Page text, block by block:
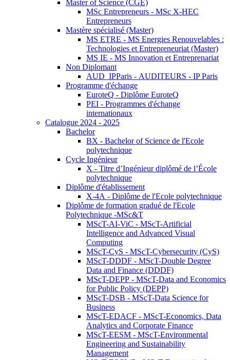
Master of Science (CGE)
MSc Entrepreneurs - MSc X-HEC
Entrepreneurs
Mastère spécialisé (Master)
MS ETRE - MS Energies Renouvelables :
Technologies et Entrepreneuriat (Master)
MS IE - MS Innovation et Entreprenariat
Non Diplomant
AUD_IPParis - AUDITEURS - IP Paris
Programme d'échange
EuroteQ - Diplôme EuroteQ
PEI - Programmes d'échange
internationaux
Catalogue 2024 - 2025
Bachelor
BX - Bachelor of Science de l'Ecole
polytechnique
Cycle Ingénieur
X - Titre d’Ingénieur diplômé de l’École
polytechnique
Diplôme d'établissement
X-4A - Diplôme de l'Ecole polytechnique
Diplôme de formation gradué de l'Ecole
Polytechnique -MSc&T
MScT-AI-ViC - MScT-Artificial
Intelligence and Advanced Visual
Computing
MScT-CyS - MScT-Cybersecurity (CyS)
MScT-DDDF - MScT-Double Degree
Data and Finance (DDDF)
MScT-DEPP - MScT-Data and Economics
for Public Policy (DEPP)
MScT-DSB - MScT-Data Science for
Business
MScT-EDACF - MScT-Economics, Data
Analytics and Corporate Finance
MScT-EESM - MScT-Environmental
Engineering and Sustainability
Management